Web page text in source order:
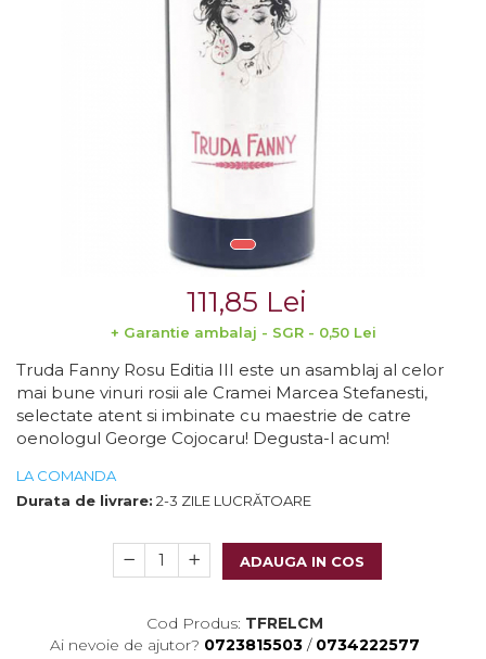
Crama GRAMMA
Domeniile La MIGDALI
Domeniul BOGDAN
Crama ARAMIC
Crama CORCOVA
Crama HERMEZIU
VINUL Bikers For Humanity
111,85 Lei
+ Garantie ambalaj - SGR - 0,50 Lei
Truda Fanny Rosu Editia III este un asamblaj al celor
mai bune vinuri rosii ale Cramei Marcea Stefanesti,
selectate atent si imbinate cu maestrie de catre
oenologul George Cojocaru! Degusta-l acum!
LA COMANDA
Durata de livrare: 2-3 ZILE LUCRĂTOARE
ADAUGA IN COS
Cod Produs: TFRELCM
Ai nevoie de ajutor? 0723815503 / 0734222577